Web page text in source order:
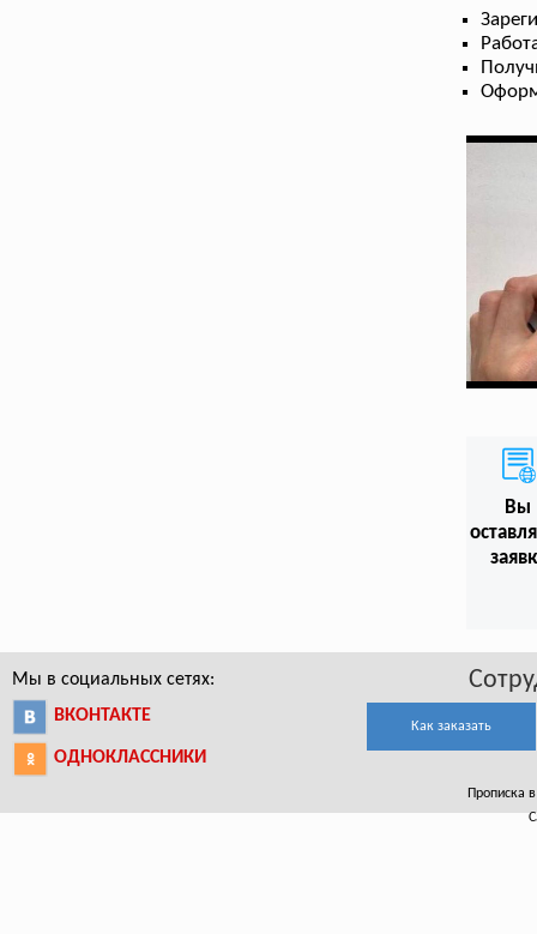
Вы
Мы в социальных сетях:
ВКОНТАКТЕ
ОДНОКЛАССНИКИ
Как заказать
Прописка